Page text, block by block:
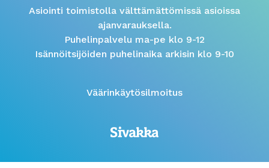
Asiointi toimistolla välttämättömissä asioissa
ajanvarauksella.
Puhelinpalvelu ma-pe klo 9-12
Isännöitsijöiden puhelinaika arkisin klo 9-10
Väärinkäytösilmoitus